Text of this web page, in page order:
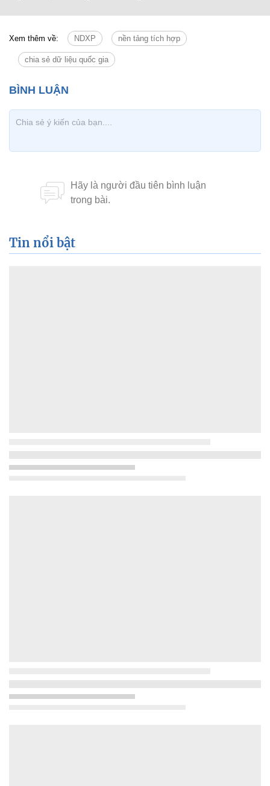
Xem thêm về: NDXP nền tảng tích hợp
chia sẻ dữ liệu quốc gia
Tin nổi bật